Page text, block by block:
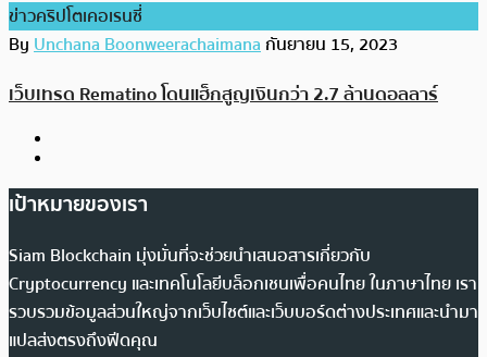
ข่าวคริปโตเคอเรนซี่
ByUnchana Boonweerachaimanaกันยายน 15, 2023
เว็บเทรด Rematino โดนแฮ็กสูญเงินกว่า 2.7 ล้านดอลลาร์
เป้าหมายของเรา
Siam Blockchain มุ่งมั่นที่จะช่วยนำเสนอสารเกี่ยวกับ
Cryptocurrency และเทคโนโลยีบล็อกเชนเพื่อคนไทย ในภาษาไทย เรา
รวบรวมข้อมูลส่วนใหญ่จากเว็บไซต์และเว็บบอร์ดต่างประเทศและนำมา
แปลส่งตรงถึงฟีดคุณ